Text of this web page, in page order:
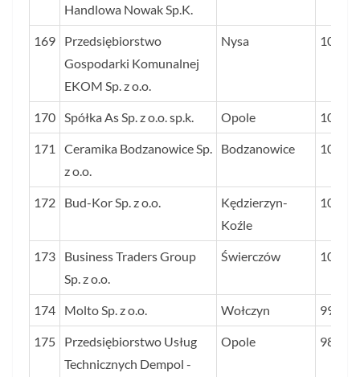
Handlowa Nowak Sp.K.
169
Przedsiębiorstwo
Gospodarki Komunalnej
EKOM Sp. z o.o.
Nysa 102
170 Spółka As Sp. z o.o. sp.k. Opole 102
171
Ceramika Bodzanowice Sp.
z o.o.
Bodzanowice 101
172 Bud-Kor Sp. z o.o.
Kędzierzyn-
Koźle
101
173
Business Traders Group
Sp. z o.o.
Świerczów 101
174 Molto Sp. z o.o. Wołczyn 99
175
Przedsiębiorstwo Usług
Technicznych Dempol -
Opole 98